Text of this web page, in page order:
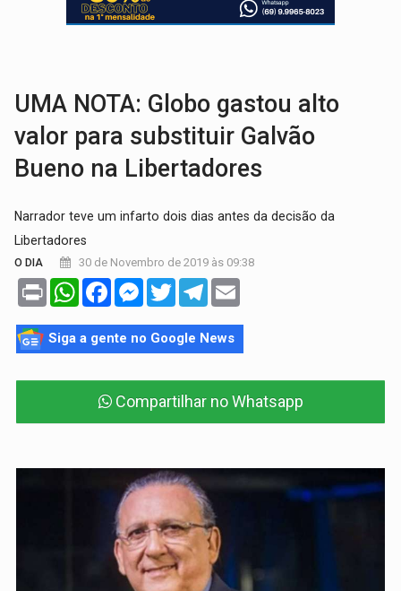
BARGANHA: Vai comprar celular usado? Veja como consultar o
UMA NOTA: Globo gastou alto
valor para substituir Galvão
Bueno na Libertadores
Narrador teve um infarto dois dias antes da decisão da
Libertadores
O DIA 30 de Novembro de 2019 às 09:38
Print WhatsAppFacebookMessenger
TwitterTelegram
Siga a gente no Google News
Compartilhar no Whatsapp